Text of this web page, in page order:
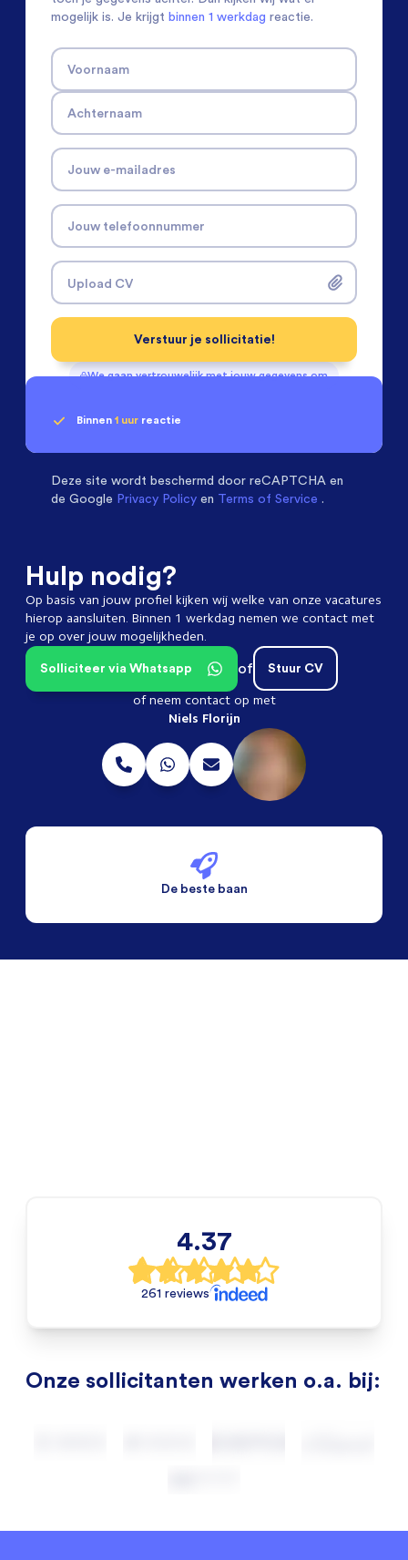
mogelijk is. Je krijgt binnen 1 werkdag reactie.
Voornaam
Achternaam
Jouw e-mailadres
Jouw telefoonnummer
Upload CV
We gaan vertrouwelijk met jouw gegevens om
Verstuur je sollicitatie!
Binnen 1 uur reactie
met een 9.3
Deze site wordt beschermd door reCAPTCHA en
de Google Privacy Policy en Terms of Service .
Hulp nodig?
Op basis van jouw profiel kijken wij welke van onze vacatures
hierop aansluiten. Binnen 1 werkdag nemen we contact met
je op over jouw mogelijkheden.
Stuur CV
of
Solliciteer via Whatsapp
of neem contact op met
Niels Florijn
De beste baan
4.37
261 reviews
Onze sollicitanten werken o.a. bij: